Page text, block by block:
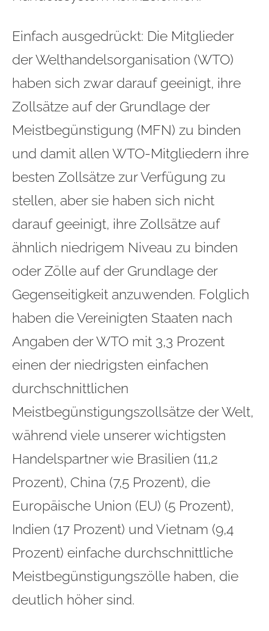
Einfach ausgedrückt: Die Mitglieder
der Welthandelsorganisation (WTO)
haben sich zwar darauf geeinigt, ihre
Zollsätze auf der Grundlage der
Meistbegünstigung (MFN) zu binden
und damit allen WTO-Mitgliedern ihre
besten Zollsätze zur Verfügung zu
stellen, aber sie haben sich nicht
darauf geeinigt, ihre Zollsätze auf
ähnlich niedrigem Niveau zu binden
oder Zölle auf der Grundlage der
Gegenseitigkeit anzuwenden. Folglich
haben die Vereinigten Staaten nach
Angaben der WTO mit 3,3 Prozent
einen der niedrigsten einfachen
durchschnittlichen
Meistbegünstigungszollsätze der Welt,
während viele unserer wichtigsten
Handelspartner wie Brasilien (11,2
Prozent), China (7,5 Prozent), die
Europäische Union (EU) (5 Prozent),
Indien (17 Prozent) und Vietnam (9,4
Prozent) einfache durchschnittliche
Meistbegünstigungszölle haben, die
deutlich höher sind.